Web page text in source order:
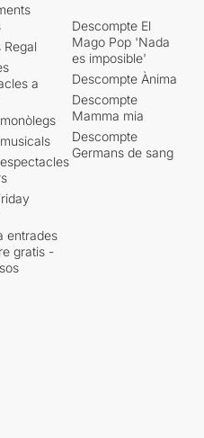
Regal
a
entrades
gratis -
Descompte El
Mago Pop 'Nada
es imposible'
Descompte Ànima
Descompte
Mamma mia
Descompte
Germans de sang